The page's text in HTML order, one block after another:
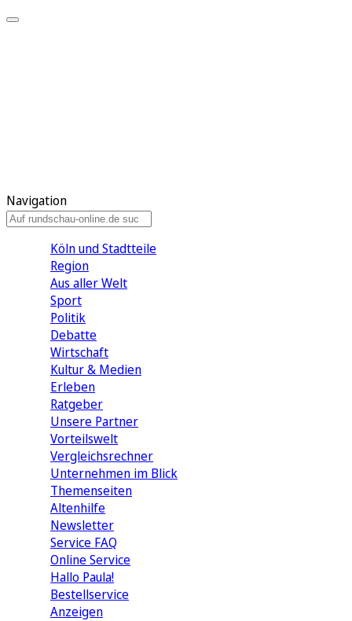
Navigation
Köln und Stadtteile
Region
Aus aller Welt
Sport
Politik
Debatte
Wirtschaft
Kultur & Medien
Erleben
Ratgeber
Unsere Partner
Vorteilswelt
Vergleichsrechner
Unternehmen im Blick
Themenseiten
Altenhilfe
Newsletter
Service FAQ
Online Service
Hallo Paula!
Bestellservice
Anzeigen